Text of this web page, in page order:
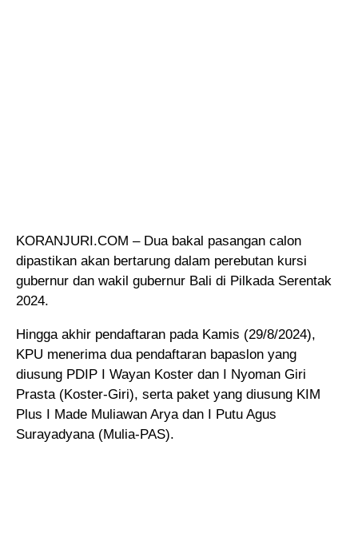
KORANJURI.COM – Dua bakal pasangan calon
dipastikan akan bertarung dalam perebutan kursi
gubernur dan wakil gubernur Bali di Pilkada Serentak
2024.
Hingga akhir pendaftaran pada Kamis (29/8/2024),
KPU menerima dua pendaftaran bapaslon yang
diusung PDIP I Wayan Koster dan I Nyoman Giri
Prasta (Koster-Giri), serta paket yang diusung KIM
Plus I Made Muliawan Arya dan I Putu Agus
Surayadyana (Mulia-PAS).